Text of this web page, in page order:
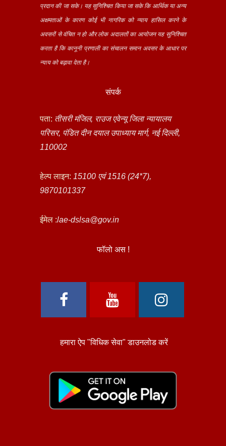
प्रदान की जा सके। यह सुनिश्चित किया जा सके कि आर्थिक या अन्य
अक्षमताओं के कारण कोई भी नागरिक को न्याय हासिल करने के
अवसरों से वंचित न हो और लोक अदालतों का आयोजन यह सुनिश्चित
करता है कि कानूनी प्रणाली का संचालन समान अवसर के आधार पर
न्याय को बढ़ावा देता है।
संपर्क
पता: तीसरी मंजिल, राउज एवेन्यू जिला न्यायालय
परिसर, पंडित दीन दयाल उपाध्याय मार्ग, नई दिल्ली,
110002
हेल्प लाइन: 15100 एवं 1516 (24*7),
9870101337
ईमेल :lae-dslsa@gov.in
फॉलो अस !
हमारा ऐप "विधिक सेवा" डाउनलोड करें